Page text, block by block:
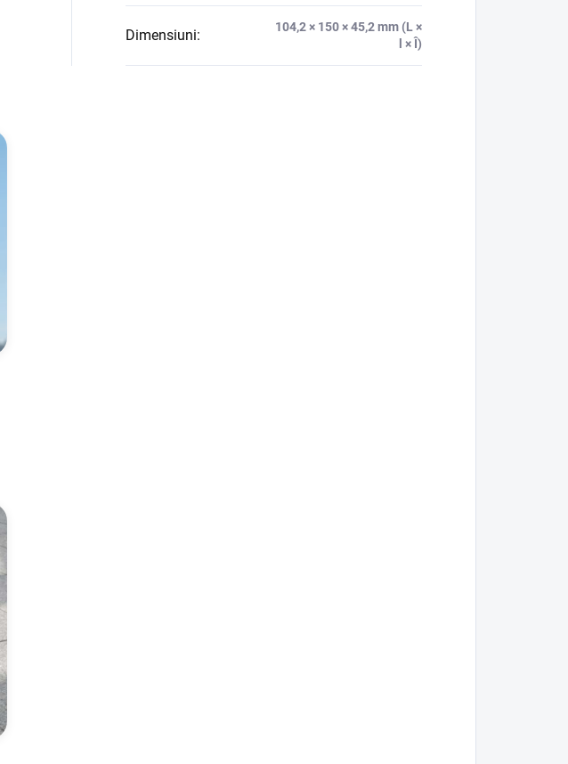
Dimensiuni:
104,2 × 150 × 45,2 mm (L ×
l × Î)